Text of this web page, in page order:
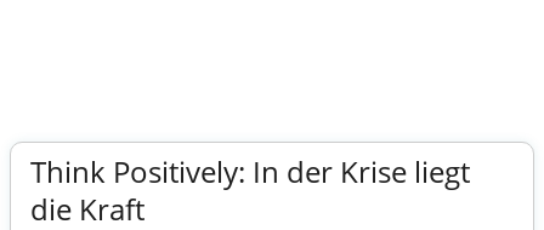
Think Positively: In der Krise liegt
die Kraft